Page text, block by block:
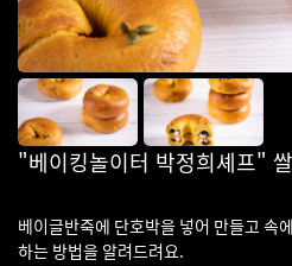
"베이킹놀이터 박정희셰프"
베이글반죽에 단호박을 넣어 만들고 속
하는 방법을 알려드려요.